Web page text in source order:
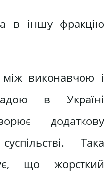
в іншу фракцію
між виконавчою і
в Україні
додаткову
Така
що жорсткий